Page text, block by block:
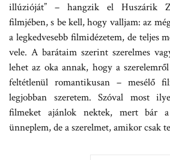
illúzióját” – hangzik el Huszárik
filmjében, s be kell, hogy valljam: az
a legkedvesebb filmidézetem, de teljes
vele. A barátaim szerint szerelmes
lehet az oka annak, hogy a
feltétlenül romantikusan – mesélő
legjobban szeretem. Szóval most
filmeket ajánlok nektek, mert bár
ünneplem, de a szerelmet, amikor csak